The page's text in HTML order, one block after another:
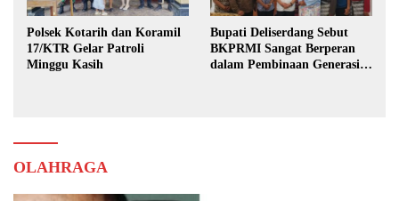
Polsek Kotarih dan Koramil
17/KTR Gelar Patroli
Minggu Kasih
Bupati Deliserdang Sebut
BKPRMI Sangat Berperan
dalam Pembinaan Generasi
OLAHRAGA